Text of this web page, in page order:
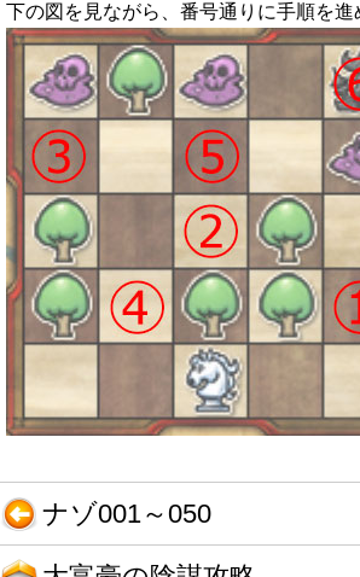
下の図を見ながら、番号通りに手順を進
ナゾ001～050